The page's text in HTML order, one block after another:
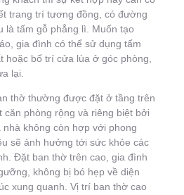
trang trí tương đồng, có đường
là tấm gỗ phẳng lì. Muốn tạo
gia đình có thể sử dụng tấm
hoặc bố trí cửa lùa ở góc phòng,
lại.
thờ thường được đặt ở tầng trên
căn phòng rộng và riêng biệt bởi
không còn hợp với phong
sẽ ảnh hưởng tới sức khỏe các
Đặt ban thờ trên cao, gia đình
không bị bó hẹp về diện
xung quanh. Vị trí ban thờ cao